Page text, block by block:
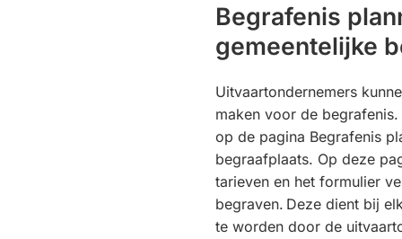
Begrafenis
gemeentelijke
Uitvaartondernemers
maken voor de
op de pagina Begrafenis
begraafplaats. Op deze
tarieven en het formulier
begraven. Deze dient bij
te worden door de